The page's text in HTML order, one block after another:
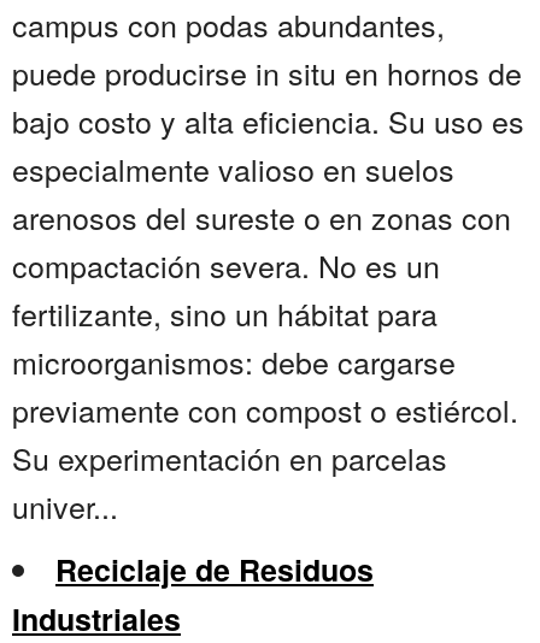
campus con podas abundantes,
puede producirse in situ en hornos de
bajo costo y alta eficiencia. Su uso es
especialmente valioso en suelos
arenosos del sureste o en zonas con
compactación severa. No es un
fertilizante, sino un hábitat para
microorganismos: debe cargarse
previamente con compost o estiércol.
Su experimentación en parcelas
univer...
Reciclaje de Residuos
Industriales